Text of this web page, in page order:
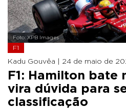
Foto: XPB Images
F1
Kadu Gouvêa | 24 de maio de
F1: Hamilton bate
vira dúvida para
classificação